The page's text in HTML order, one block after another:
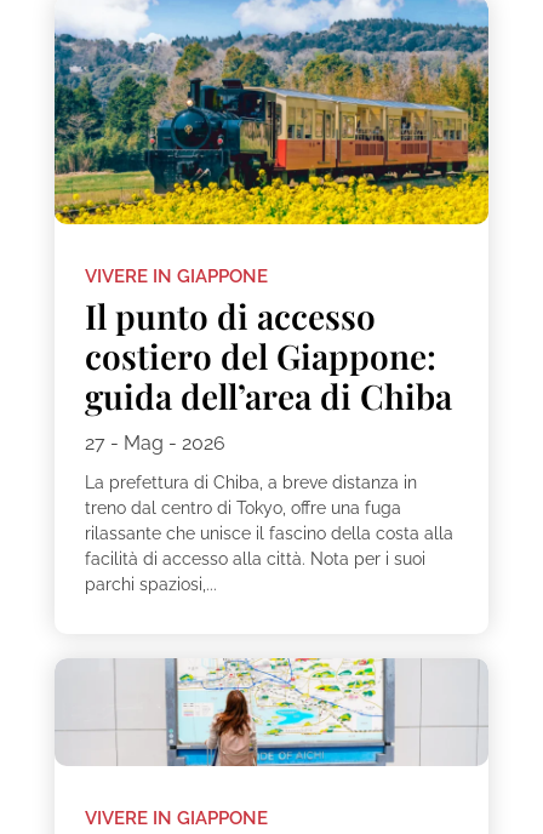
VIVERE IN GIAPPONE
Il punto di accesso
costiero del Giappone:
guida dell’area di Chiba
27 - Mag - 2026
La prefettura di Chiba, a breve distanza in
treno dal centro di Tokyo, offre una fuga
rilassante che unisce il fascino della costa alla
facilità di accesso alla città. Nota per i suoi
parchi spaziosi,...
VIVERE IN GIAPPONE